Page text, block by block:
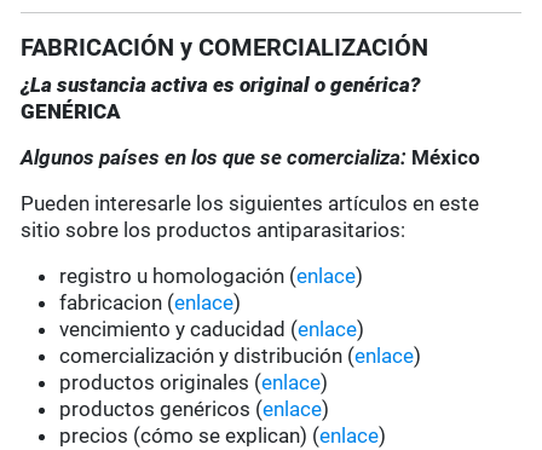
FABRICACIÓN y COMERCIALIZACIÓN
¿La sustancia activa es original o genérica?
GENÉRICA
Algunos países en los que se comercializa: México
Pueden interesarle los siguientes artículos en este
sitio sobre los productos antiparasitarios:
registro u homologación (enlace)
fabricacion (enlace)
vencimiento y caducidad (enlace)
comercialización y distribución (enlace)
productos originales (enlace)
productos genéricos (enlace)
precios (cómo se explican) (enlace)